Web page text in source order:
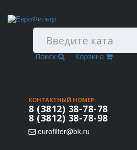
Поиск Корзина
КОНТАКТНЫЙ НОМЕР:
8 (3812) 38-78-78
8 (3812) 38-78-98
eurofilter@bk.ru